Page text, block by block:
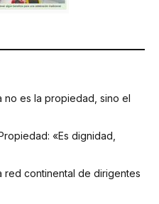
no es la propiedad, sino el
«Es dignidad,
red continental de dirigentes